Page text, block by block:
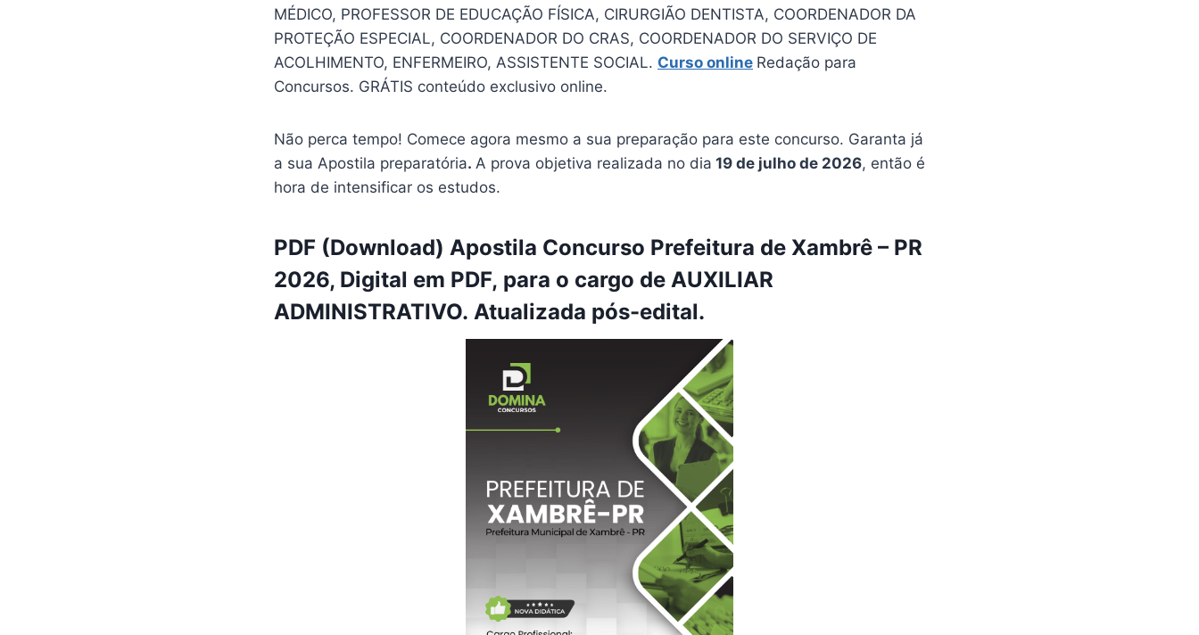
MÉDICO, PROFESSOR DE EDUCAÇÃO FÍSICA, CIRURGIÃO DENTISTA, COORDENADOR DA
PROTEÇÃO ESPECIAL, COORDENADOR DO CRAS, COORDENADOR DO SERVIÇO DE
ACOLHIMENTO, ENFERMEIRO, ASSISTENTE SOCIAL. Curso online Redação para
Concursos. GRÁTIS conteúdo exclusivo online.
Não perca tempo! Comece agora mesmo a sua preparação para este concurso. Garanta já
a sua Apostila preparatória. A prova objetiva realizada no dia 19 de julho de 2026, então é
hora de intensificar os estudos.
PDF (Download) Apostila Concurso Prefeitura de Xambrê – PR
2026, Digital em PDF, para o cargo de AUXILIAR
ADMINISTRATIVO. Atualizada pós-edital.